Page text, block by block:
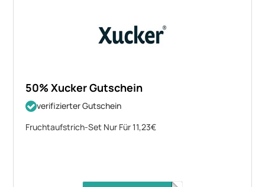
50% Xucker Gutschein
verifizierter Gutschein
Fruchtaufstrich-Set Nur Für 11,23€